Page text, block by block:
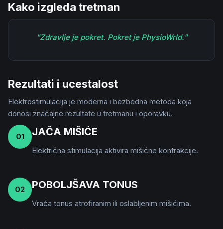
Kako izgleda tretman
"Zdravlje je pokret. Pokret je PhysioWrld."
Rezultati i ucestalost
Elektrostimulacija je moderna i bezbedna metoda koja
donosi značajne rezultate u tretmanu i oporavku.
01 JAČA MIŠIĆE
Električna stimulacija aktivira mišićne kontrakcije.
02 POBOLJŠAVA TONUS
Vraća tonus atrofiranim ili oslabljenim mišićima.